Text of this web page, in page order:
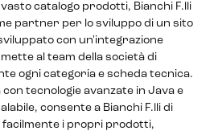
catalogo prodotti, Bianchi F.lli
partner per lo sviluppo di un sito
con un'integrazione
al team della società di
ogni categoria e scheda tecnica.
tecnologie avanzate in Java e
consente a Bianchi F.lli di
i propri prodotti,